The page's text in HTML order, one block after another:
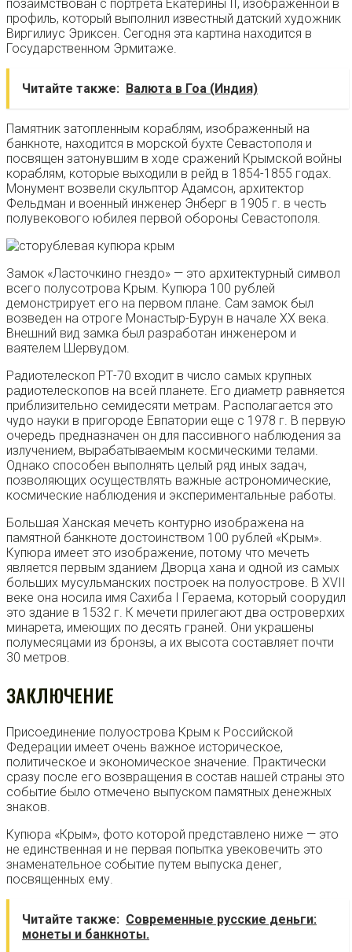
позаимствован с портрета Екатерины II, изображенной в
профиль, который выполнил известный датский художник
Виргилиус Эриксен. Сегодня эта картина находится в
Государственном Эрмитаже.
Читайте также: Валюта в Гоа (Индия)
Памятник затопленным кораблям, изображенный на
банкноте, находится в морской бухте Севастополя и
посвящен затонувшим в ходе сражений Крымской войны
кораблям, которые выходили в рейд в 1854-1855 годах.
Монумент возвели скульптор Адамсон, архитектор
Фельдман и военный инженер Энберг в 1905 г. в честь
полувекового юбилея первой обороны Севастополя.
Замок «Ласточкино гнездо» — это архитектурный символ
всего полусотрова Крым. Купюра 100 рублей
демонстрирует его на первом плане. Сам замок был
возведен на отроге Монастыр-Бурун в начале XX века.
Внешний вид замка был разработан инженером и
ваятелем Шервудом.
Радиотелескоп РТ-70 входит в число самых крупных
радиотелескопов на всей планете. Его диаметр равняется
приблизительно семидесяти метрам. Располагается это
чудо науки в пригороде Евпатории еще с 1978 г. В первую
очередь предназначен он для пассивного наблюдения за
излучением, вырабатываемым космическими телами.
Однако способен выполнять целый ряд иных задач,
позволяющих осуществлять важные астрономические,
космические наблюдения и экспериментальные работы.
Большая Ханская мечеть контурно изображена на
памятной банкноте достоинством 100 рублей «Крым».
Купюра имеет это изображение, потому что мечеть
является первым зданием Дворца хана и одной из самых
больших мусульманских построек на полуострове. В XVII
веке она носила имя Сахиба I Гераема, который соорудил
это здание в 1532 г. К мечети прилегают два островерхих
минарета, имеющих по десять граней. Они украшены
полумесяцами из бронзы, а их высота составляет почти
30 метров.
ЗАКЛЮЧЕНИЕ
Присоединение полуострова Крым к Российской
Федерации имеет очень важное историческое,
политическое и экономическое значение. Практически
сразу после его возвращения в состав нашей страны это
событие было отмечено выпуском памятных денежных
знаков.
Купюра «Крым», фото которой представлено ниже — это
не единственная и не первая попытка увековечить это
знаменательное событие путем выпуска денег,
посвященных ему.
Читайте также: Современные русские деньги:
монеты и банкноты.